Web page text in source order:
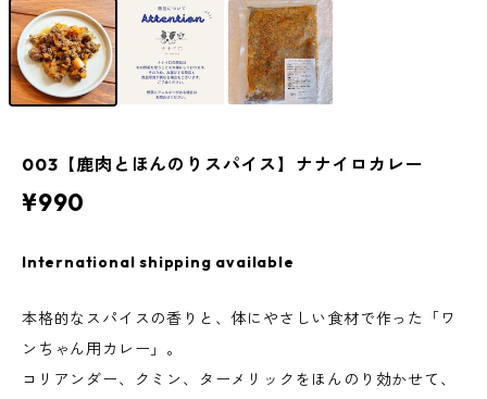
003【鹿肉とほんのりスパイス】ナナイロカレー
¥990
International shipping available
本格的なスパイスの香りと、体にやさしい食材で作った「ワ
ンちゃん用カレー」。
コリアンダー、クミン、ターメリックをほんのり効かせて、